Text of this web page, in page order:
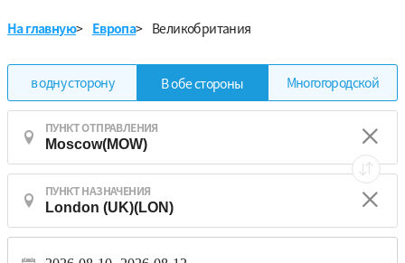
На главную> Европа> Великобритания
в одну сторону В обе стороны Многогородской
ПУНКТ ОТПРАВЛЕНИЯ
ПУНКТ НАЗНАЧЕНИЯ